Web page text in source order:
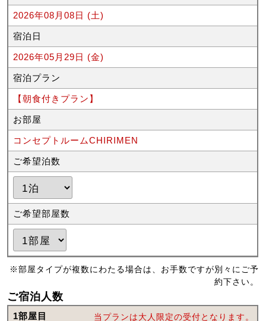
2026年08月08日 (土)
宿泊日
2026年05月29日 (金)
宿泊プラン
【朝食付きプラン】
お部屋
コンセプトルームCHIRIMEN
ご希望泊数
ご希望部屋数
※部屋タイプが複数にわたる場合は、お手数ですが別々にご予
約下さい。
ご宿泊人数
1部屋目 当プランは大人限定の受付となります。